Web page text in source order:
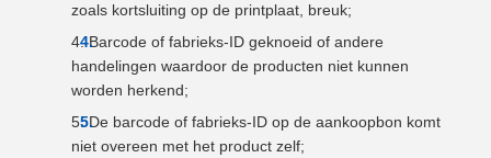
zoals kortsluiting op de printplaat, breuk;
Barcode of fabrieks-ID geknoeid of andere
handelingen waardoor de producten niet kunnen
worden herkend;
De barcode of fabrieks-ID op de aankoopbon komt
niet overeen met het product zelf;